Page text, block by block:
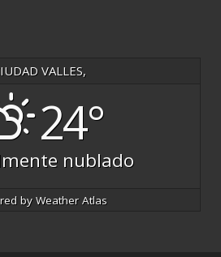
VALLES,
24°
nublado
byWeather Atlas